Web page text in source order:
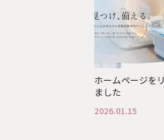
ホームページを
ました
2026.01.15